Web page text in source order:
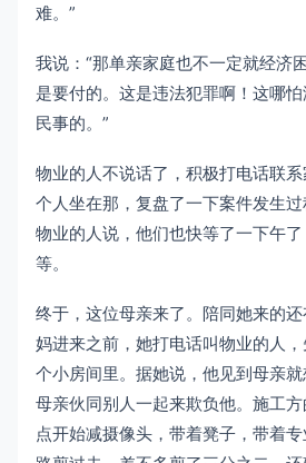
难。”
我说：“那单亲家庭也不一定就经济
是要付的。这是违法犯罪啊！这哪
民事的。”
物业的人不说话了，积极打电话联
个人坐在那，复盘了一下案件发生过
物业的人说，他们也快等了一下午
等。
终于，这位母亲来了。陪同她来的
妈进来之前，她打电话叫物业的人
个小房间里。据她说，他见到母亲
母亲伙同别人一起来欺负他。施工
点开始减摄像头，带着凳子，带着